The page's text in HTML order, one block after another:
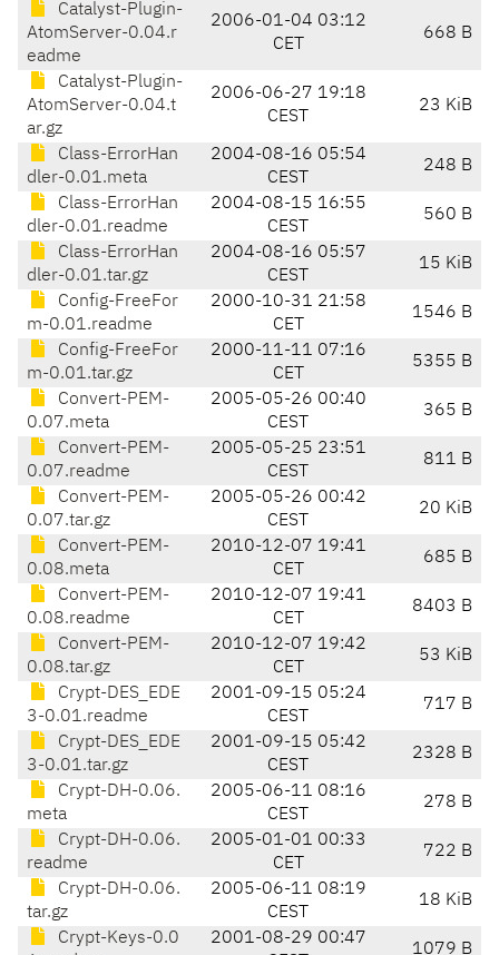
Catalyst-Plugin-
AtomServer-0.04.r
eadme
2006-01-04 03:12
CET
668 B
Catalyst-Plugin-
AtomServer-0.04.t
ar.gz
2006-06-27 19:18
CEST
23 KiB
Class-ErrorHan
dler-0.01.meta
2004-08-16 05:54
CEST
248 B
Class-ErrorHan
dler-0.01.readme
2004-08-15 16:55
CEST
560 B
Class-ErrorHan
dler-0.01.tar.gz
2004-08-16 05:57
CEST
15 KiB
Config-FreeFor
m-0.01.readme
2000-10-31 21:58
CET
1546 B
Config-FreeFor
m-0.01.tar.gz
2000-11-11 07:16
CET
5355 B
Convert-PEM-
0.07.meta
2005-05-26 00:40
CEST
365 B
Convert-PEM-
0.07.readme
2005-05-25 23:51
CEST
811 B
Convert-PEM-
0.07.tar.gz
2005-05-26 00:42
CEST
20 KiB
Convert-PEM-
0.08.meta
2010-12-07 19:41
CET
685 B
Convert-PEM-
0.08.readme
2010-12-07 19:41
CET
8403 B
Convert-PEM-
0.08.tar.gz
2010-12-07 19:42
CET
53 KiB
Crypt-DES_EDE
3-0.01.readme
2001-09-15 05:24
CEST
717 B
Crypt-DES_EDE
3-0.01.tar.gz
2001-09-15 05:42
CEST
2328 B
Crypt-DH-0.06.
meta
2005-06-11 08:16
CEST
278 B
Crypt-DH-0.06.
readme
2005-01-01 00:33
CET
722 B
Crypt-DH-0.06.
tar.gz
2005-06-11 08:19
CEST
18 KiB
Crypt-Keys-0.0
2001-08-29 00:47
1079 B